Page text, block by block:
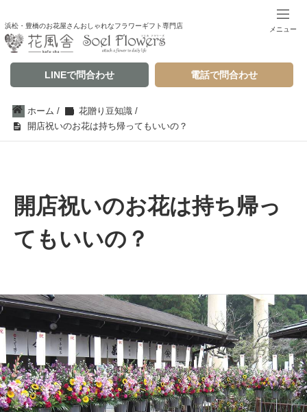
浜松・豊橋のお花屋さんおしゃれなフラワーギフト専門店
LINEで問合わせ 電話で問合わせ
メニュー
ホーム / 花贈り豆知識 /
開店祝いのお花は持ち帰ってもいいの？
開店祝いのお花は持ち帰っ
てもいいの？